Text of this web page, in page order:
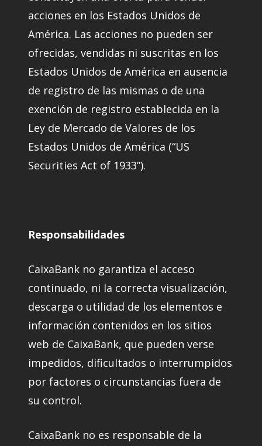
acciones en los Estados Unidos de
América. Las acciones no pueden ser
ofrecidas, vendidas ni suscritas en los
Estados Unidos de América en ausencia
de registro de las mismas o de una
exención de registro establecida en la
Ley de Mercado de Valores de los
Estados Unidos de América (“US
Securities Act of 1933”).
Responsabilidades
CaixaBank no garantiza el acceso
continuado, ni la correcta visualización,
descarga o utilidad de los elementos e
información contenidos en los sitios
web de CaixaBank, que pueden verse
impedidos, dificultados o interrumpidos
por factores o circunstancias fuera de
su control.
CaixaBank no es responsable de la